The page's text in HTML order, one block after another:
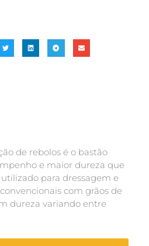
de rebolos é o bastão
e maior dureza que
para dressagem e
com grãos de
dureza variando entre